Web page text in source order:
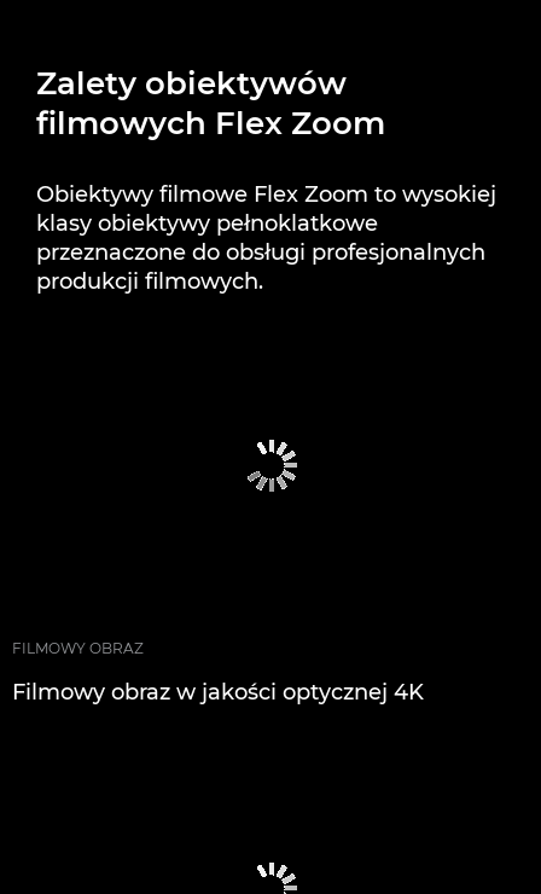
Zalety obiektywów
filmowych Flex Zoom
Obiektywy filmowe Flex Zoom to wysokiej
klasy obiektywy pełnoklatkowe
przeznaczone do obsługi profesjonalnych
produkcji filmowych.
FILMOWY OBRAZ
Filmowy obraz w jakości optycznej 4K